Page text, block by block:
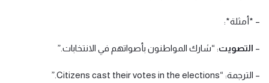
– *أمثلة*:
– التصويت: “شارك المواطنون بأصواتهم في الانتخابات.”
– الترجمة: “Citizens cast their votes in the elections.”